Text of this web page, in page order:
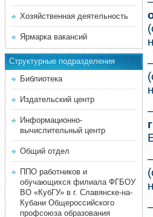
Хозяйственная деятельность
Ярмарка вакансий
Структурные подразделения
Библиотека
Издательский центр
Информационно-
вычислительный центр
Общий отдел
ППО работников и
обучающихся филиала ФГБОУ
ВО «КубГУ» в г. Славянске-на-
Кубани Общероссийского
профсоюза образования